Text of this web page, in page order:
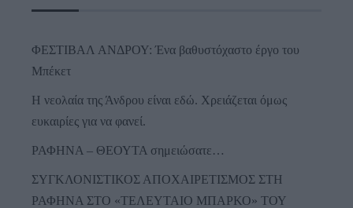
ΦΕΣΤΙΒΑΛ ΑΝΔΡΟΥ: Ένα βαθυστόχαστο έργο του
Μπέκετ
Η νεολαία της Άνδρου είναι εδώ. Χρειάζεται όμως
ευκαιρίες για να φανεί.
ΡΑΦΗΝΑ – ΘΕΟΥΤΑ σημειώσατε…
ΣΥΓΚΛΟΝΙΣΤΙΚΟΣ ΑΠΟΧΑΙΡΕΤΙΣΜΟΣ ΣΤΗ
ΡΑΦΗΝΑ ΣΤΟ «ΤΕΛΕΥΤΑΙΟ ΜΠΑΡΚΟ» ΤΟΥ